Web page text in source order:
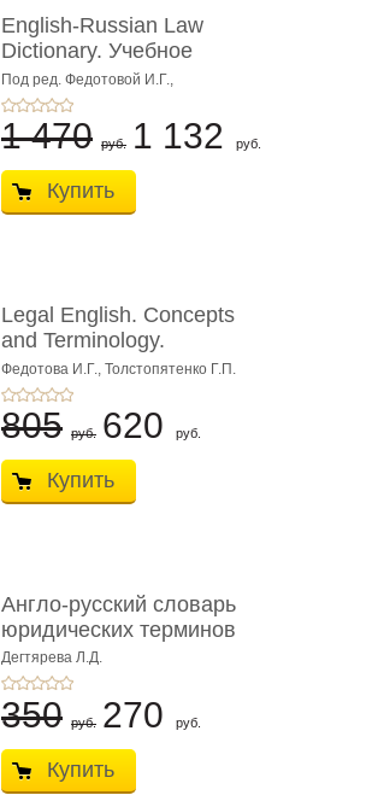
English-Russian Law
Dictionary. Учебное
пособие
Под ред. Федотовой И.Г.,
Толстопятенко Г.П.
1 470 руб. 1 132 руб.
Купить
Legal English. Concepts
and Terminology.
Учебное пособие
Федотова И.Г., Толстопятенко Г.П.
805 руб. 620 руб.
Купить
Англо-русский словарь
юридических терминов
Дегтярева Л.Д.
350 руб. 270 руб.
Купить